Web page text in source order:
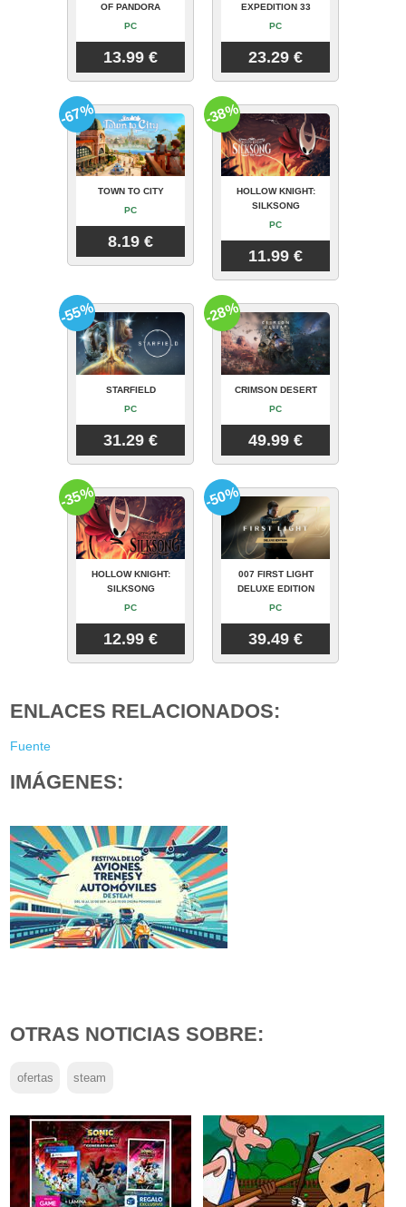
OF PANDORA
PC
13.99 €
EXPEDITION 33
PC
23.29 €
TOWN TO CITY
PC
8.19 €
-67%
HOLLOW KNIGHT:
SILKSONG
PC
11.99 €
-38%
STARFIELD
PC
31.29 €
-55%
CRIMSON DESERT
PC
49.99 €
-28%
HOLLOW KNIGHT:
SILKSONG
PC
12.99 €
-35%
007 FIRST LIGHT
DELUXE EDITION
PC
39.49 €
-50%
ENLACES RELACIONADOS:
Fuente
IMÁGENES:
OTRAS NOTICIAS SOBRE:
ofertas steam